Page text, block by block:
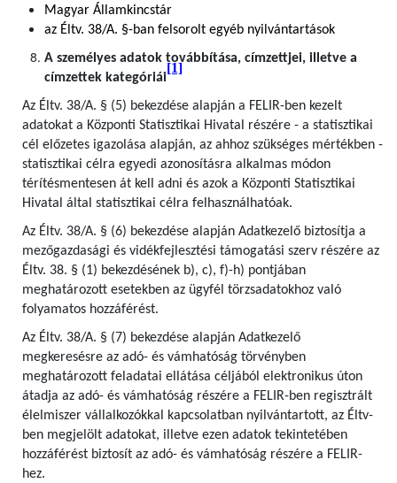
Magyar Államkincstár
az Éltv. 38/A. §-ban felsorolt egyéb nyilvántartások
A személyes adatok továbbítása, címzettjei, illetve a
címzettek kategóriái
[1]
Az Éltv. 38/A. § (5) bekezdése alapján a FELIR-ben kezelt
adatokat a Központi Statisztikai Hivatal részére - a statisztikai
cél előzetes igazolása alapján, az ahhoz szükséges mértékben -
statisztikai célra egyedi azonosításra alkalmas módon
térítésmentesen át kell adni és azok a Központi Statisztikai
Hivatal által statisztikai célra felhasználhatóak.
Az Éltv. 38/A. § (6) bekezdése alapján Adatkezelő biztosítja a
mezőgazdasági és vidékfejlesztési támogatási szerv részére az
Éltv. 38. § (1) bekezdésének b), c), f)-h) pontjában
meghatározott esetekben az ügyfél törzsadatokhoz való
folyamatos hozzáférést.
Az Éltv. 38/A. § (7) bekezdése alapján Adatkezelő
megkeresésre az adó- és vámhatóság törvényben
meghatározott feladatai ellátása céljából elektronikus úton
átadja az adó- és vámhatóság részére a FELIR-ben regisztrált
élelmiszer vállalkozókkal kapcsolatban nyilvántartott, az Éltv-
ben megjelölt adatokat, illetve ezen adatok tekintetében
hozzáférést biztosít az adó- és vámhatóság részére a FELIR-
hez.